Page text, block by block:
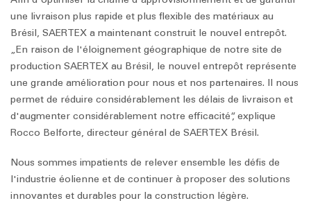
une livraison plus rapide et plus flexible des matériaux au
Brésil, SAERTEX a maintenant construit le nouvel entrepôt.
„En raison de l'éloignement géographique de notre site de
production SAERTEX au Brésil, le nouvel entrepôt représente
une grande amélioration pour nous et nos partenaires. Il nous
permet de réduire considérablement les délais de livraison et
d'augmenter considérablement notre efficacité“, explique
Rocco Belforte, directeur général de SAERTEX Brésil.
Nous sommes impatients de relever ensemble les défis de
l'industrie éolienne et de continuer à proposer des solutions
innovantes et durables pour la construction légère.